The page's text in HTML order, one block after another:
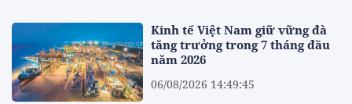
Kinh tế Việt Nam giữ vững đà
tăng trưởng trong 7 tháng đầu
năm 2026
06/08/2026 14:49:45